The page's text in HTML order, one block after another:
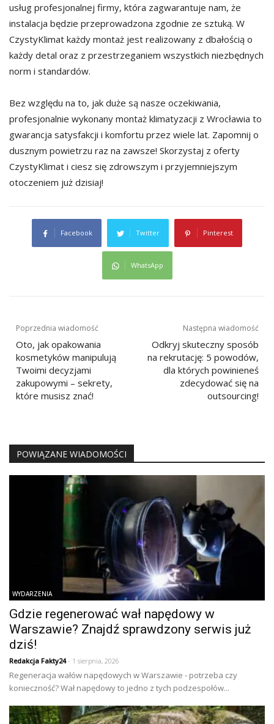
usług profesjonalnej firmy, która zagwarantuje nam, że
instalacja będzie przeprowadzona zgodnie ze sztuką. W
CzystyKlimat każdy montaż jest realizowany z dbałością o
każdy detal oraz z przestrzeganiem wszystkich niezbędnych
norm i standardów.
Bez względu na to, jak duże są nasze oczekiwania,
profesjonalnie wykonany montaż klimatyzacji z Wrocławia to
gwarancja satysfakcji i komfortu przez wiele lat. Zapomnij o
dusznym powietrzu raz na zawsze! Skorzystaj z oferty
CzystyKlimat i ciesz się zdrowszym i przyjemniejszym
otoczeniem już dzisiaj!
Facebook Twitter Pinterest
WhatsApp
Nawigacja
wpisu
Poprzednia wiadomość
Oto, jak opakowania
kosmetyków manipulują
Twoimi decyzjami
zakupowymi – sekrety,
które musisz znać!
Następna wiadomość
Odkryj skuteczny sposób
na rekrutację: 5 powodów,
dla których powinieneś
zdecydować się na
outsourcing!
POWIĄZANE WIADOMOŚCI
WYDARZENIA
Gdzie regenerować wał napędowy w
Warszawie? Znajdź sprawdzony serwis już
dziś!
Redakcja Fakty24- 1 sierpnia, 2026
Regeneracja wałów napędowych w Warszawie - potrzeba czy
konieczność? Wał napędowy to jedno z tych podzespołów...